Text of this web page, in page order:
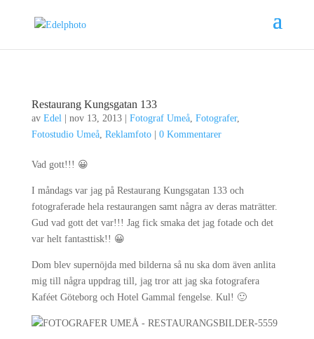
Restaurang Kungsgatan 133
av Edel| nov 13, 2013| Fotograf Umeå, Fotografer,
Fotostudio Umeå, Reklamfoto| 0 Kommentarer
Vad gott!!! 😀
I måndags var jag på Restaurang Kungsgatan 133 och
fotograferade hela restaurangen samt några av deras maträtter.
Gud vad gott det var!!! Jag fick smaka det jag fotade och det
var helt fantasttisk!! 😀
Dom blev supernöjda med bilderna så nu ska dom även anlita
mig till några uppdrag till, jag tror att jag ska fotografera
Kaféet Göteborg och Hotel Gammal fengelse. Kul! 🙂